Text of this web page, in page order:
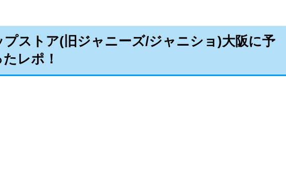
ストア(旧ジャニーズ/ジャニショ)大阪に予
レポ！